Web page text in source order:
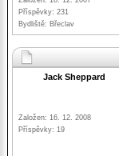
Příspěvky: 231
Bydliště: Břeclav
Jack Sheppard
Založen: 16. 12. 2008
Příspěvky: 19